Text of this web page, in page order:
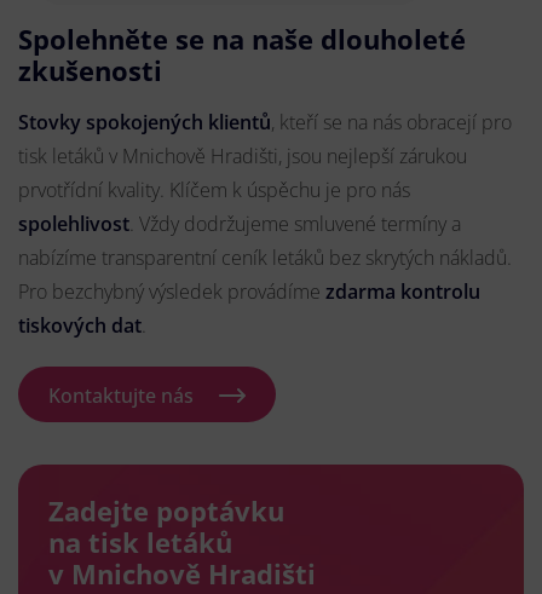
Spolehněte se na naše dlouholeté
zkušenosti
Stovky spokojených klientů, kteří se na nás obracejí pro
tisk letáků v Mnichově Hradišti, jsou nejlepší zárukou
prvotřídní kvality. Klíčem k úspěchu je pro nás
spolehlivost. Vždy dodržujeme smluvené termíny a
nabízíme transparentní ceník letáků bez skrytých nákladů.
Pro bezchybný výsledek provádíme zdarma kontrolu
tiskových dat.
Kontaktujte nás
Zadejte poptávku
na tisk letáků
v Mnichově Hradišti